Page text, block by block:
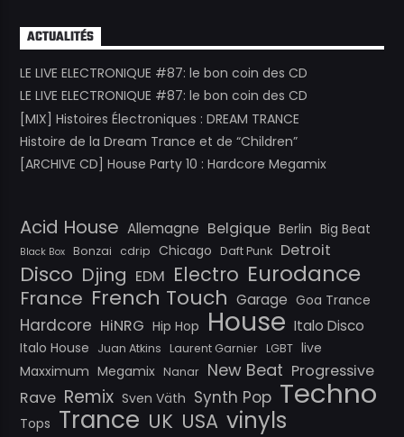
ACTUALITÉS
LE LIVE ELECTRONIQUE #87: le bon coin des CD
LE LIVE ELECTRONIQUE #87: le bon coin des CD
[MIX] Histoires Électroniques : DREAM TRANCE
Histoire de la Dream Trance et de “Children”
[ARCHIVE CD] House Party 10 : Hardcore Megamix
Acid House Allemagne Belgique Berlin Big Beat
Black Box Bonzai cdrip Chicago Daft Punk Detroit
Disco Djing EDM Electro Eurodance
France French Touch Garage Goa Trance
Hardcore HiNRG Hip Hop House Italo Disco
Italo House Juan Atkins Laurent Garnier LGBT live
Maxximum Megamix Nanar New Beat Progressive
Rave Remix Sven Väth Synth Pop Techno
Tops Trance UK USA vinyls